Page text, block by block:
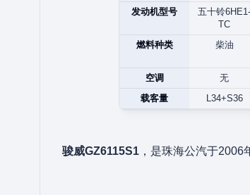
发动机型号
五十铃6HE1-
TC
燃料种类 柴油
空调
无
载客量
L34+S36
骏威GZ6115S1 ，是珠海公汽于